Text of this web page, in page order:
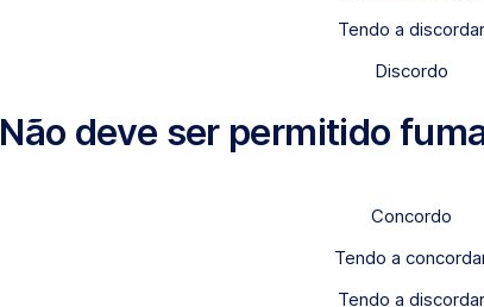
Tendo a discordar
Discordo
Não deve ser permitido
Concordo
Tendo a
Tendo a discordar